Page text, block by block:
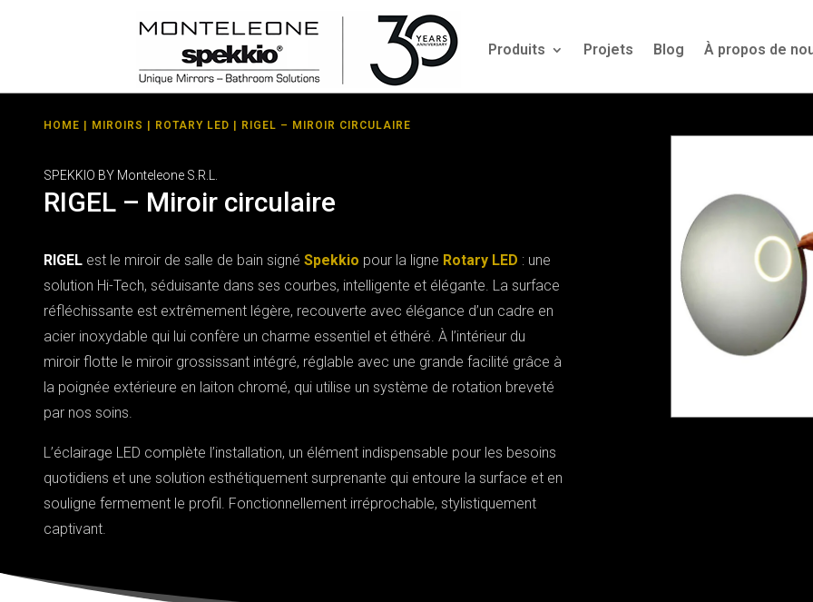
Produits Projets Blog À propos de
HOME MIROIRS ROTARY LED | RIGEL – MIROIR CIRCULAIRE
SPEKKIO BY Monteleone S.R.L.
RIGEL – Miroir circulaire
RIGEL est le miroir de salle de bain signé Spekkio pour la ligne Rotary LED : une
solution Hi-Tech, séduisante dans ses courbes, intelligente et élégante. La surface
réfléchissante est extrêmement légère, recouverte avec élégance d’un cadre en
acier inoxydable qui lui confère un charme essentiel et éthéré. À l’intérieur du
miroir flotte le miroir grossissant intégré, réglable avec une grande facilité grâce à
la poignée extérieure en laiton chromé, qui utilise un système de rotation breveté
par nos soins.
L’éclairage LED complète l’installation, un élément indispensable pour les besoins
quotidiens et une solution esthétiquement surprenante qui entoure la surface et en
souligne fermement le profil. Fonctionnellement irréprochable, stylistiquement
captivant.